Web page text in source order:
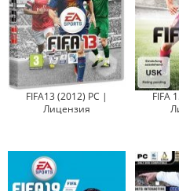
FIFA13 (2012) PC |
Лицензия
FIFA